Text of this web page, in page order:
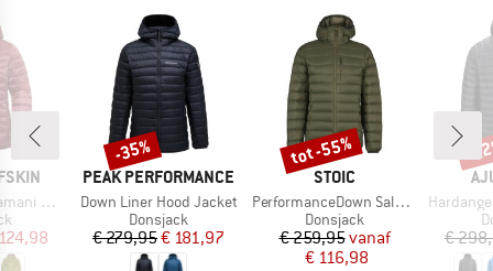
Hoody
prijs
MERK
PEAK PERFORMANCE
Artikel
Down Liner Hood Jacket
Productgroep
Donsjack
Prijs
€ 279,95Verlaagde prijs
€ 181,97
Korting
-35%
MERK
STOIC
Artikel
PerformanceDown SalmiSt. Jacket with Hood
Productgroep
Donsjack
Prijs
€ 259,95Verlaagde prijs
vanaf
€ 116,98
Korting
tot -55%
Artikel
Hardangerfjord
€
-